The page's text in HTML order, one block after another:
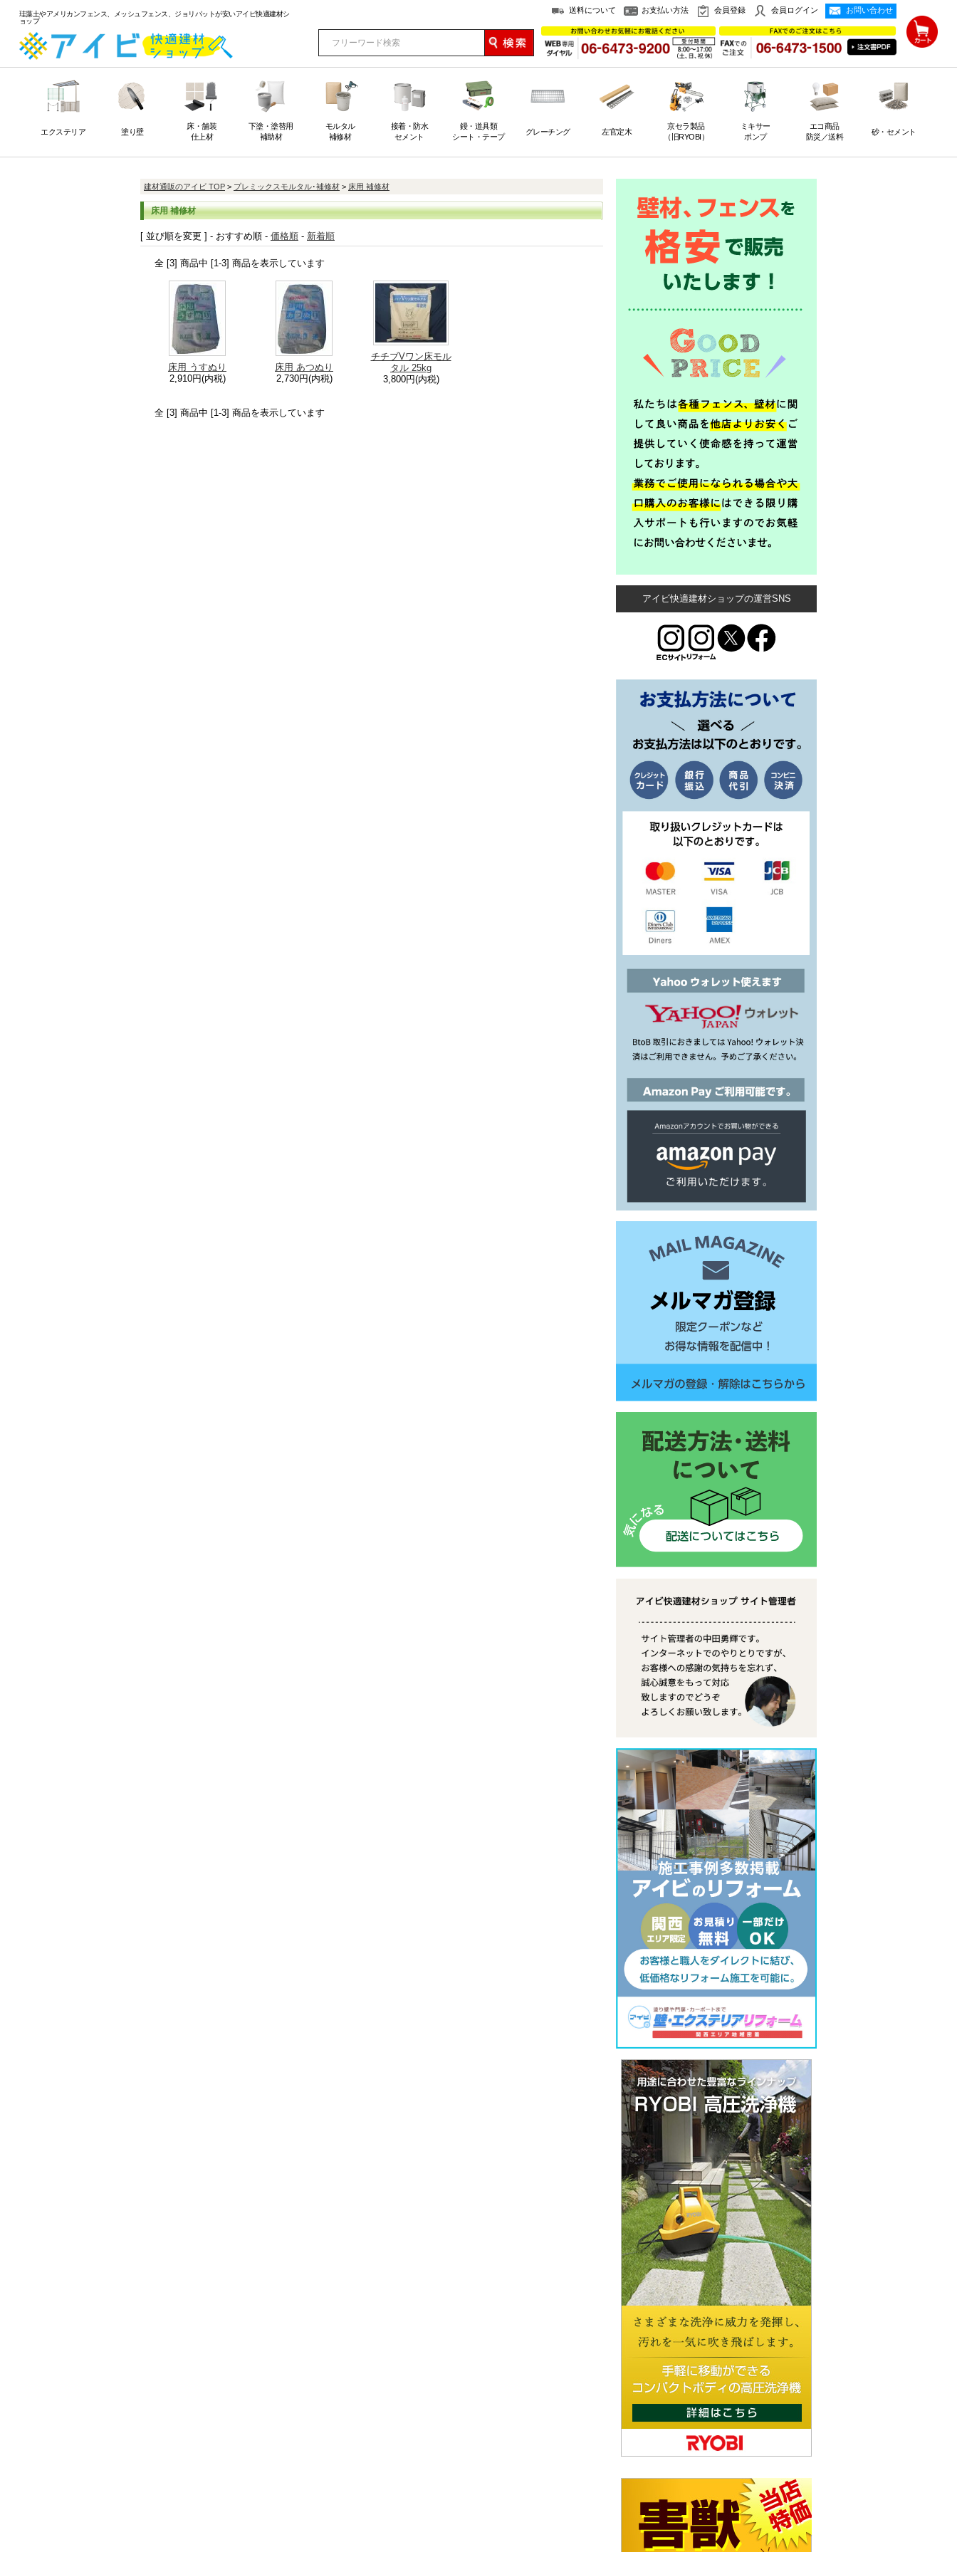
珪藻土やアメリカンフェンス、メッシュフェンス、ジョリパットが安いアイビ快適建材シ
ョップ
送料について お支払い方法 会員登録 会員ログイン お問い合わせ
エクステリア 塗り壁
床・舗装
仕上材
下塗・塗替用
補助材
モルタル
補修材
接着・防水
セメント
鏝・道具類
シート・テープ
グレーチング 左官定木
京セラ製品
（旧RYOBI）
ミキサー
ポンプ
エコ商品
防災／送料
砂・セメント
アイビ快適建材ショップの運営SNS
建材通販のアイビ TOP > プレミックスモルタル･補修材 > 床用 補修材
床用 補修材
[ 並び順を変更 ] - おすすめ順 - 価格順 - 新着順
全 [3] 商品中 [1-3] 商品を表示しています
床用 うすぬり
2,910円(内税)
床用 あつぬり
2,730円(内税)
チチブVワン床モル
タル 25kg
3,800円(内税)
全 [3] 商品中 [1-3] 商品を表示しています